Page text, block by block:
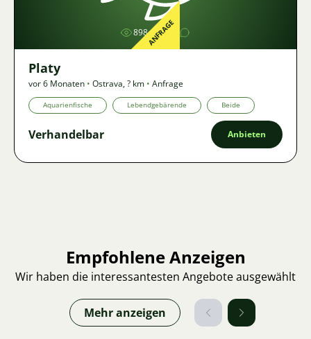
898 1
ANFRAGE
Platy
vor 6 Monaten • Ostrava,? km • Anfrage
Aquarienfische Lebendgebärende Beide
Verhandelbar Anbieten
Empfohlene Anzeigen
Wir haben die interessantesten Angebote ausgewählt
Mehr anzeigen